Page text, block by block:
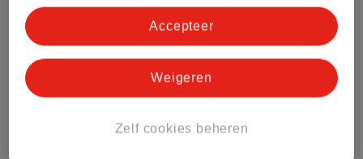
Dit product heeft (nog) geen Nature
Impact Score.
Zelf cookies beheren
Weigeren
Accepteer